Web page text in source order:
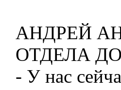
АНДРЕЙ
ОТДЕЛА
- У нас